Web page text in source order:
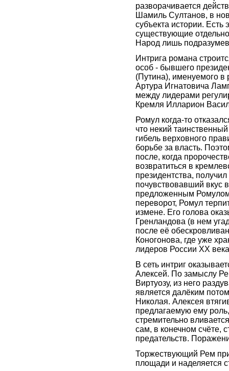
разворачивается
Шамиль Султанов, в
субъекта истории. Есть
существующие
Народ лишь
Интрига романа
особ - бывшего
(Путина), именуемого в
Артура Игнатовича
между лидерами
Кремля Илларион
Ромул когда-то
что некий
гибель верховного
борьбе за власть.
после, когда
возвратиться в
президентства,
почувствовавший вкус
предложенным
переворот, Ромул
измене. Его голова
Гренландова (в нем
после её
Коногонова, где уже
лидеров России XX
В сеть интриг
Алексей. По замыслу
Виртуозу, из него
является далёким
Николая. Алексея
предлагаемую ему
стремительно
сам, в конечном счёте,
предательств.
Торжествующий Рем
площади и наделяется